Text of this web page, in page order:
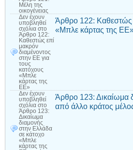
Μέλη της
οικογένειας
Δεν έχουν
υποβληθεί
σχόλια στο
Άρθρο 122:
Καθεστώς επί
μακρόν
διαμένοντος
στην ΕΕ για
τους
κατόχους
«Μπλε
κάρτας της
ΕΕ»
Άρθρο 122: Καθεστώς
«Μπλε κάρτας της
Δεν έχουν
υποβληθεί
σχόλια στο
Άρθρο 123:
Δικαίωμα
διαμονής
στην Ελλάδα
σε κάτοχο
«Μπλε
κάρτας της
Άρθρο 123: Δικαίωμα
από άλλο κράτος